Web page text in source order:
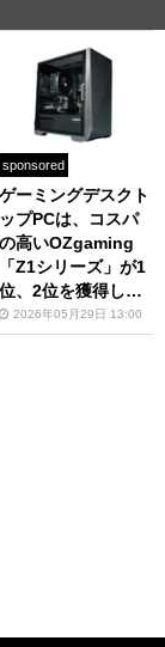
sponsored
ゲーミングデスクト
ップPCは、コスパ
の高いOZgaming
「Z1シリーズ」が1
位、2位を獲得し
た！ ソフマップ・
ットコム販売ラン
2026年05月29日 13:00